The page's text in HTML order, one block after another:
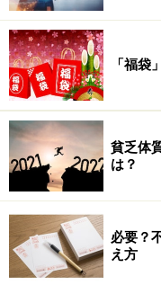
高レバレッジ
個人の力は小さい。
自分の労働力に完全
だからこそレバレッ
きな
アウトプットを出せ
「福
貧乏体
は？
必要？
え方